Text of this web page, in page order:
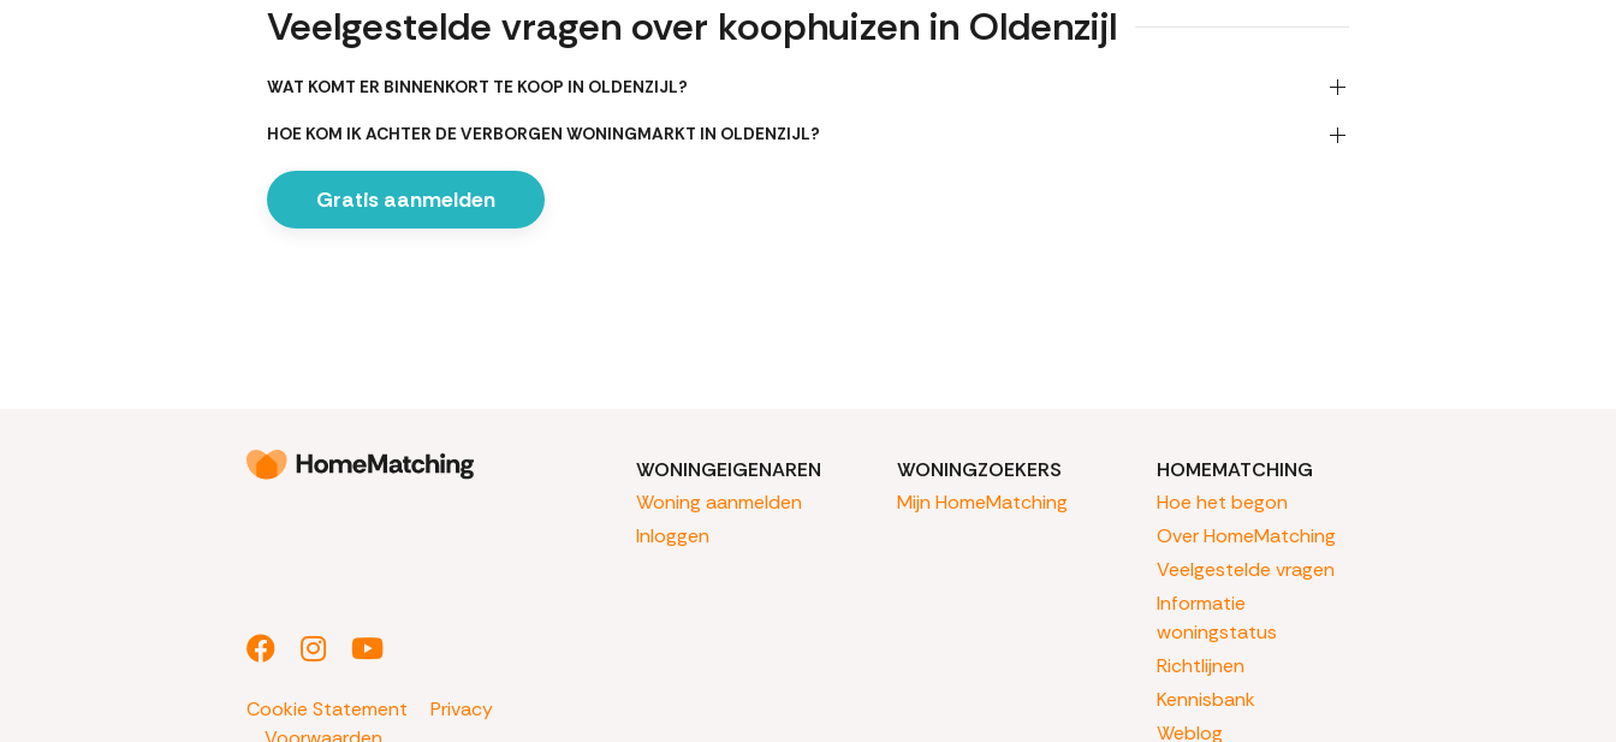
Veelgestelde vragen over koophuizen in Oldenzijl
WAT KOMT ER BINNENKORT TE KOOP IN OLDENZIJL?
HOE KOM IK ACHTER DE VERBORGEN WONINGMARKT IN OLDENZIJL?
Gratis aanmelden
Cookie Statement
Privacy
WONINGEIGENAREN
Woning aanmelden
Inloggen
WONINGZOEKERS
Mijn HomeMatching
HOMEMATCHING
Hoe het begon
Over HomeMatching
Veelgestelde vragen
Informatie
woningstatus
Richtlijnen
Kennisbank
Weblog